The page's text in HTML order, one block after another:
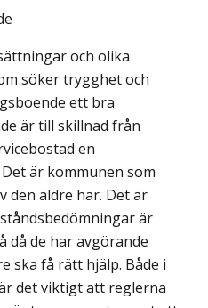
och olika
söker trygghet och
ett bra
är till skillnad från
en
är kommunen som
den äldre har. Det är
är
då de har avgörande
ska få rätt hjälp. Både i
det viktigt att reglerna